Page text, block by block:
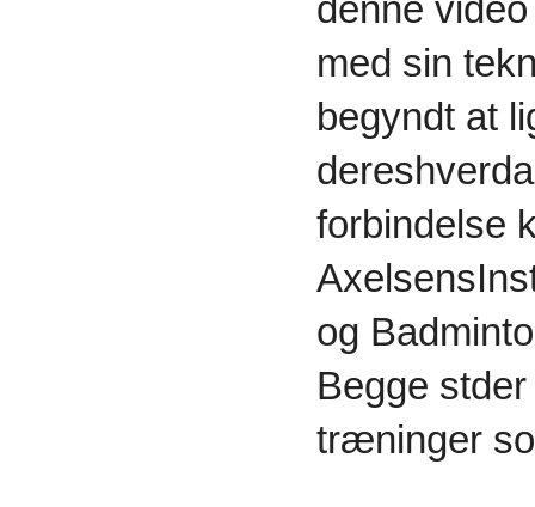
denne
med sin
begyndt at
forbindelse
og
Begge
træninger